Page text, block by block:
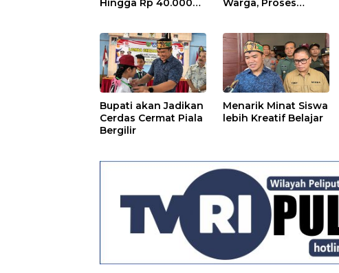
Hingga Rp 40.000
Warga, Proses
Kunjung Selesai
Bupati akan Jadikan
Cerdas Cermat Piala
Bergilir
Menarik Minat Siswa
lebih Kreatif Belajar